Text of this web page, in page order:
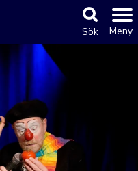
Sök Meny